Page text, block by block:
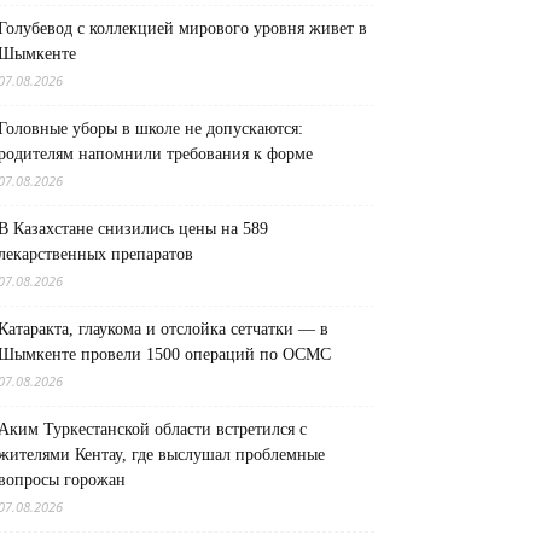
с коллекцией мирового уровня живет в
уборы в школе не допускаются:
напомнили требования к форме
Казахстане снизились цены на 589
препаратов
глаукома и отслойка сетчатки — в
провели 1500 операций по ОСМС
Туркестанской области встретился с
Кентау, где выслушал проблемные
горожан